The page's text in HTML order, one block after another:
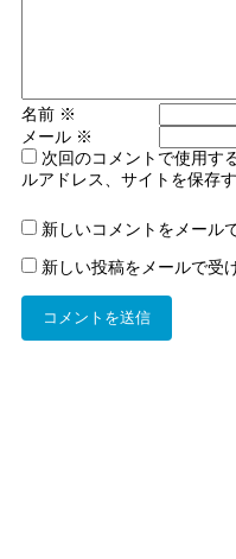
名前 ※
メール ※
次回のコメントで使用す
ルアドレス、サイトを保存す
新しいコメントをメール
新しい投稿をメールで受